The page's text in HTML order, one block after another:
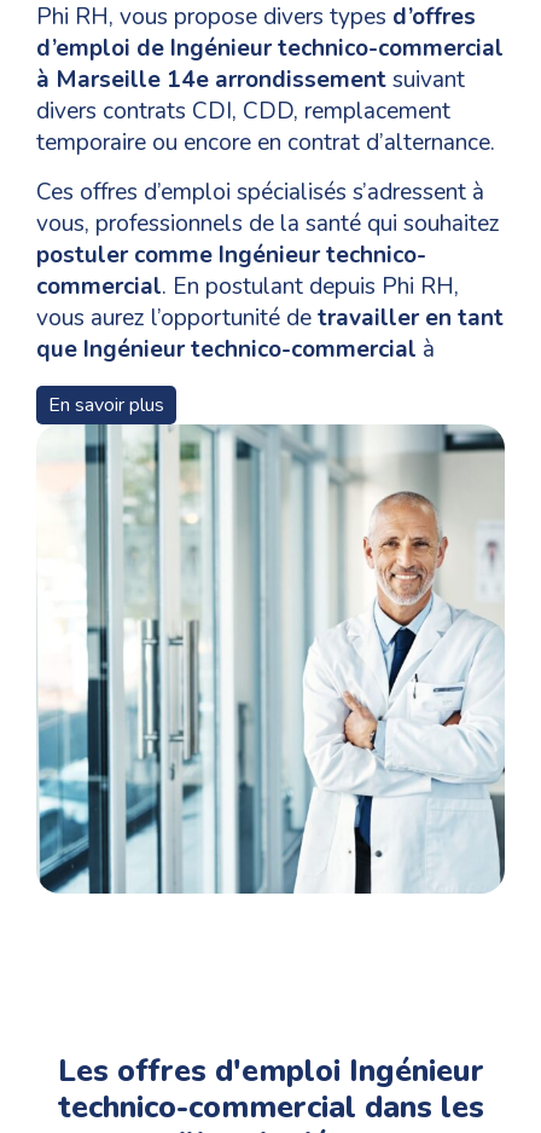
Phi RH, vous propose divers types d’offres
d’emploi de Ingénieur technico-commercial
à Marseille 14e arrondissementsuivant
divers contrats CDI, CDD, remplacement
temporaire ou encore en contrat d’alternance.
Ces offres d’emploi spécialisés s’adressent à
vous, professionnels de la santé qui souhaitez
postuler comme Ingénieur technico-
commercial. En postulant depuis Phi RH,
vous aurez l’opportunité detravailler en tant
que Ingénieur technico-commercial à
Bouches-du-Rhône et de vous épanouir dans
votre domaine de compétences.
Pour un recrutement en tant que Ingénieur
technico-commercial
à Marseille 14e
arrondissement, les niveaux de formation, les
qualifications et les compétences nécessaires
pour les candidats varient en fonction des
postes et Phi RH vous accompagne tout au
long de votre parcours de votre candidature à
l’annonce jusqu’à votre prise de poste..
En savoir plus
Les offres d'emploi Ingénieur
technico-commercial dans les